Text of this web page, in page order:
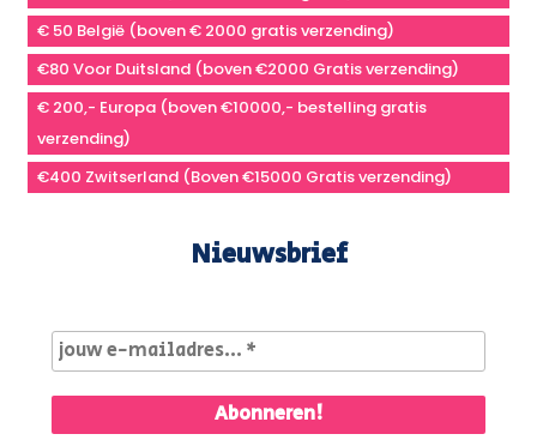
€ 50 België (boven € 2000 gratis verzending)
€80 Voor Duitsland (boven €2000 Gratis verzending)
€ 200,- Europa (boven €10000,- bestelling gratis
verzending)
€400 Zwitserland (Boven €15000 Gratis verzending)
Nieuwsbrief